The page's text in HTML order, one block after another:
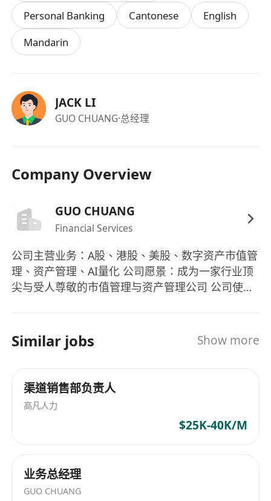
心價值。
結果導向思維突出，擅長自主規劃時間與目標，
具備優秀的溝通能力、談判技巧與客戶信任建立
能力。
價值主張，願意以長期主義視角投入事業共建，
接受多元化合作模式（全職／兼職／合伙人）。
成長空間並存。
貢獻直接掛鉤。
工作時間高度彈性，不限制固定辦公時段與地
點，以成果交付為核心考核標準。
開放全職、兼職及業務合伙人三種合作模式，支
持個體事業路徑多元發展。
Personal Banking
Cantonese
English
Mandarin
JACK LI
GUO CHUANG·总经理
Company Overview
GUO CHUANG
Financial Services
公司主营业务：A股、港股、美股、数字资产市值管
理、资产管理、AI量化 公司愿景：成为一家行业顶
尖与受人尊敬的市值管理与资产管理公司 公司使
Similar jobs Show more
渠道销售部负责人
高凡人力
$25K-40K/M
业务总经理
GUO CHUANG